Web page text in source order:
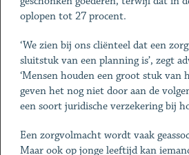
oplopen tot 27 procent.
‘We zien bij ons cliënteel dat een
sluitstuk van een planning is’, zegt
‘Mensen houden een groot stuk van
geven het nog niet door aan de
een soort juridische verzekering bij
Een zorgvolmacht wordt vaak
Maar ook op jonge leeftijd kan